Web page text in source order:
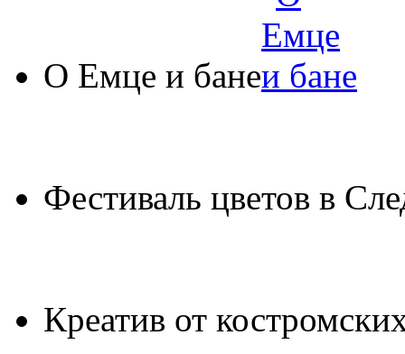
О Емце и бане
Фестиваль цветов в
Креатив от